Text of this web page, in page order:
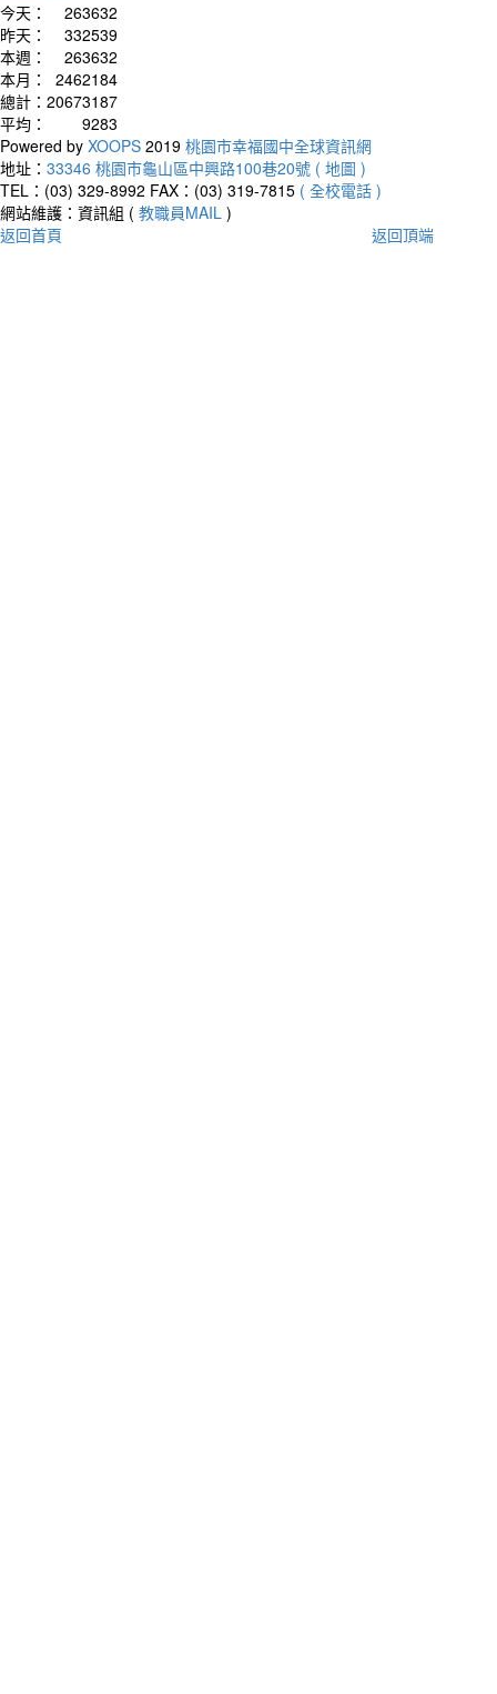
今天：
263632
昨天：
332539
本週：
263632
本月：
2462184
總計： 20673187
平均：
9283
Powered by XOOPS 2019 桃園市幸福國中全球資訊網
地址： 33346 桃園市龜山區中興路100巷20號 ( 地圖 )
TEL：(03) 329-8992 FAX：(03) 319-7815 ( 全校電話 )
網站維護：資訊組 ( 教職員MAIL )
返回首頁
返回頂端